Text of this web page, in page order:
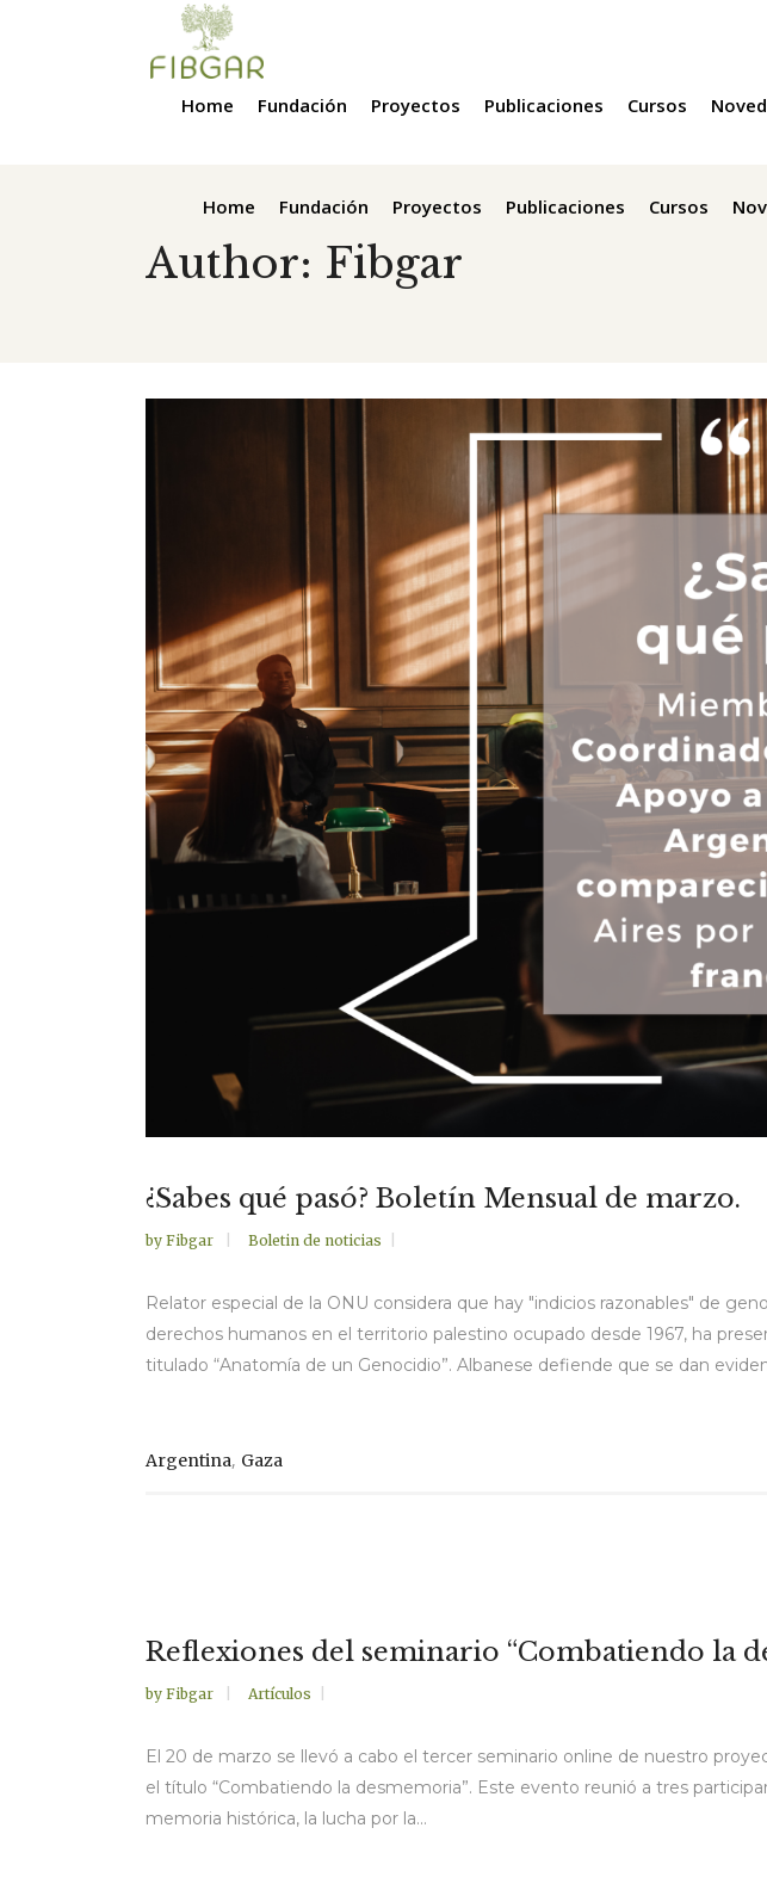
Home Fundación Proyectos Publicaciones Cursos
Home Fundación Proyectos Publicaciones Cursos
Author: Fibgar
¿Sabes qué pasó? Boletín Mensual de marzo.
by Fibgar Boletin de noticias
Relator especial de la ONU considera que hay "indicios razonables" de
derechos humanos en el territorio palestino ocupado desde 1967, ha
titulado “Anatomía de un Genocidio”. Albanese defiende que se dan
Argentina, Gaza
Reflexiones del seminario “Combatiendo la
by Fibgar Artículos
El 20 de marzo se llevó a cabo el tercer seminario online de nuestro
el título “Combatiendo la desmemoria”. Este evento reunió a tres
memoria histórica, la lucha por la...